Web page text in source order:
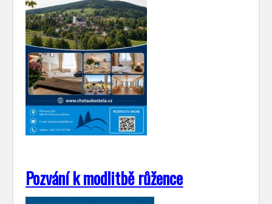
Pozvání k modlitbě růžence